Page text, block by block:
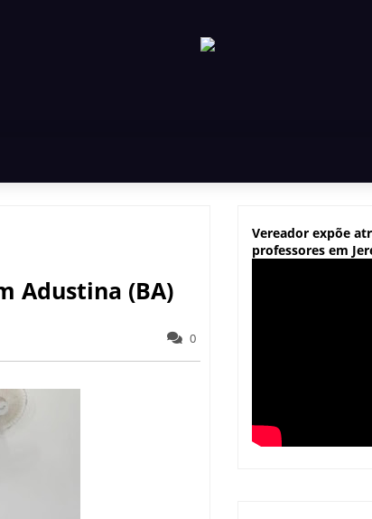
Adustina (BA)
0
Vereador expõe
professores em